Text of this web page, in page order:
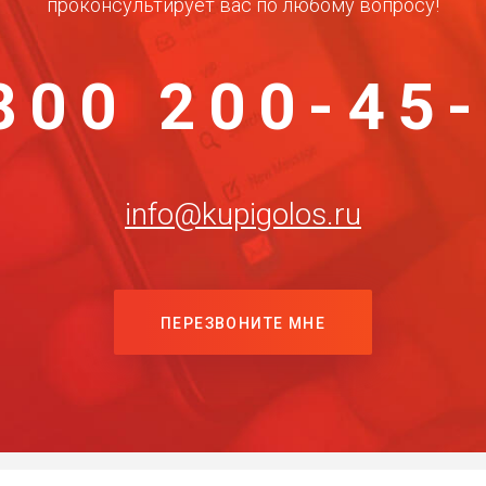
проконсультирует вас по любому вопросу!
200-
info@kupigolos.ru
ПЕРЕЗВОНИТЕ МНЕ